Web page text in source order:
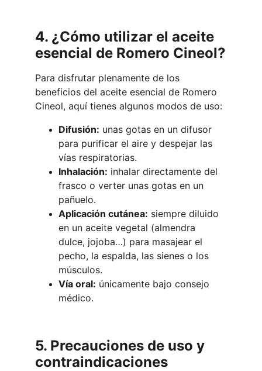
4. ¿Cómo utilizar el aceite
esencial de Romero Cineol?
Para disfrutar plenamente de los
beneficios del aceite esencial de Romero
Cineol, aquí tienes algunos modos de uso:
Difusión: unas gotas en un difusor
para purificar el aire y despejar las
vías respiratorias.
Inhalación: inhalar directamente del
frasco o verter unas gotas en un
pañuelo.
Aplicación cutánea: siempre diluido
en un aceite vegetal (almendra
dulce, jojoba…) para masajear el
pecho, la espalda, las sienes o los
músculos.
Vía oral: únicamente bajo consejo
médico.
5. Precauciones de uso y
contraindicaciones